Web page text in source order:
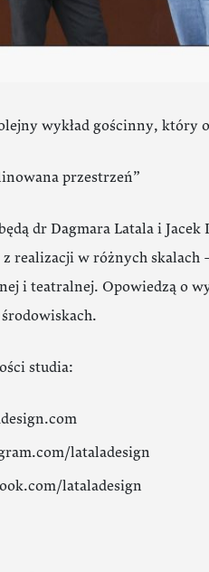
wykład gościnny, który
przestrzeń”
dr Dagmara Latala i
realizacji w różnych
i teatralnej. Opowiedzą o
studia:
lataladesign
lataladesign